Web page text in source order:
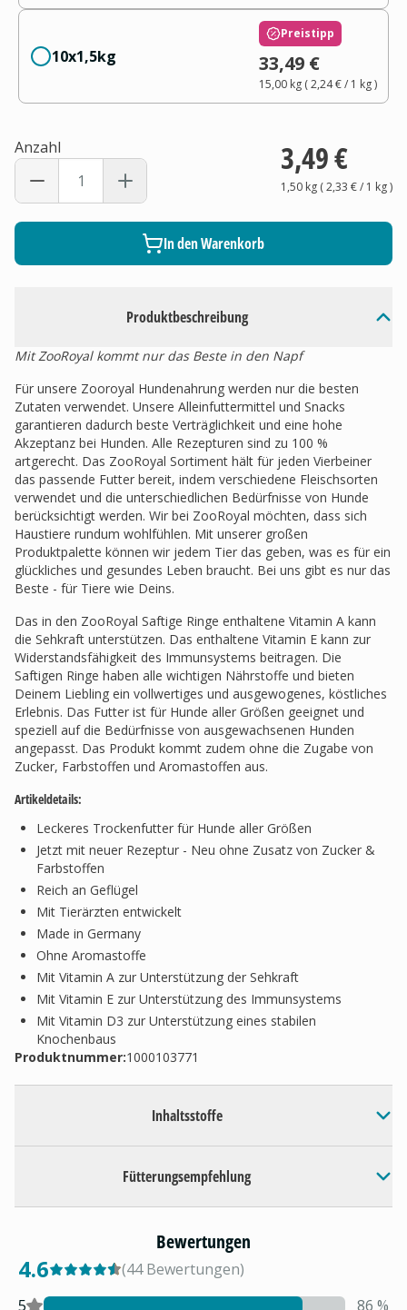
Produktbeschreibung
Mit ZooRoyal kommt nur das Beste in den Napf
Für unsere Zooroyal Hundenahrung werden nur die besten
Zutaten verwendet. Unsere Alleinfuttermittel und Snacks
garantieren dadurch beste Verträglichkeit und eine hohe
Akzeptanz bei Hunden. Alle Rezepturen sind zu 100 %
artgerecht. Das ZooRoyal Sortiment hält für jeden Vierbeiner
das passende Futter bereit, indem verschiedene Fleischsorten
verwendet und die unterschiedlichen Bedürfnisse von Hunde
berücksichtigt werden. Wir bei ZooRoyal möchten, dass sich
Haustiere rundum wohlfühlen. Mit unserer großen
Produktpalette können wir jedem Tier das geben, was es für ein
glückliches und gesundes Leben braucht. Bei uns gibt es nur das
Beste - für Tiere wie Deins.
Das in den ZooRoyal Saftige Ringe enthaltene Vitamin A kann
die Sehkraft unterstützen. Das enthaltene Vitamin E kann zur
Widerstandsfähigkeit des Immunsystems beitragen. Die
Saftigen Ringe haben alle wichtigen Nährstoffe und bieten
Deinem Liebling ein vollwertiges und ausgewogenes, köstliches
Erlebnis. Das Futter ist für Hunde aller Größen geeignet und
speziell auf die Bedürfnisse von ausgewachsenen Hunden
angepasst. Das Produkt kommt zudem ohne die Zugabe von
Zucker, Farbstoffen und Aromastoffen aus.
Artikeldetails:
Leckeres Trockenfutter für Hunde aller Größen
Jetzt mit neuer Rezeptur - Neu ohne Zusatz von Zucker &
Farbstoffen
Reich an Geflügel
Mit Tierärzten entwickelt
Made in Germany
Ohne Aromastoffe
Mit Vitamin A zur Unterstützung der Sehkraft
Mit Vitamin E zur Unterstützung des Immunsystems
Mit Vitamin D3 zur Unterstützung eines stabilen
Knochenbaus
Produktnummer:1000103771
Inhaltsstoffe
Fütterungsempfehlung
10x1,5kg
Preistipp
33,49 €
15,00 kg(2,24 €/ 1 kg)
Anzahl 3,49 €
1,50 kg(2,33 €/ 1 kg)
In den Warenkorb
Bewertungen
4.6 (44 Bewertungen)
5
86 %